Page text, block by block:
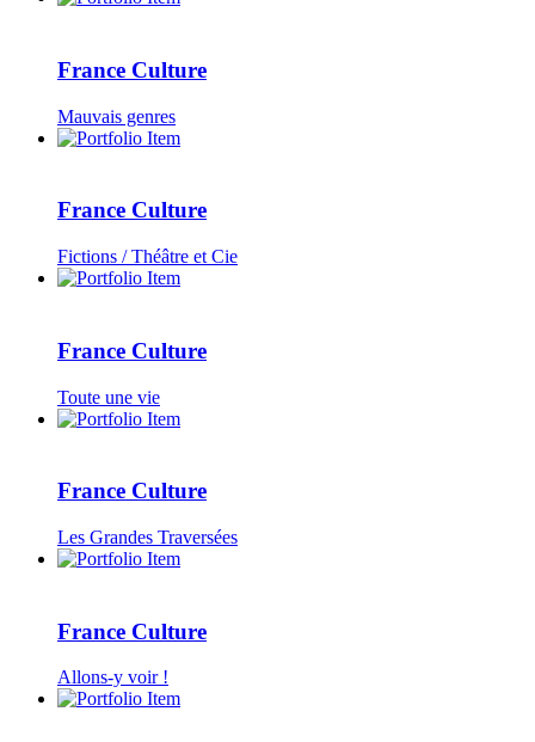
France Culture
Mauvais genres
France Culture
Fictions / Théâtre et Cie
France Culture
Toute une vie
France Culture
Les Grandes Traversées
France Culture
Allons-y voir !